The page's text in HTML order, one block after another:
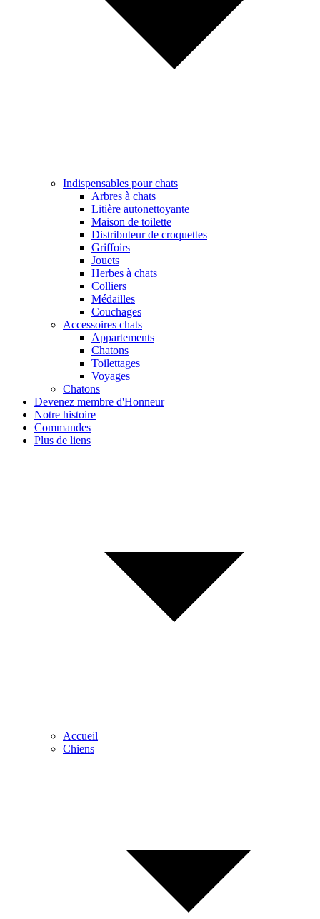
Indispensables pour chats
Arbres à chats
Litière autonettoyante
Maison de toilette
Distributeur de croquettes
Griffoirs
Jouets
Herbes à chats
Colliers
Médailles
Couchages
Accessoires chats
Appartements
Chatons
Toilettages
Voyages
Chatons
Devenez membre d'Honneur
Notre histoire
Commandes
Plus de liens
Accueil
Chiens